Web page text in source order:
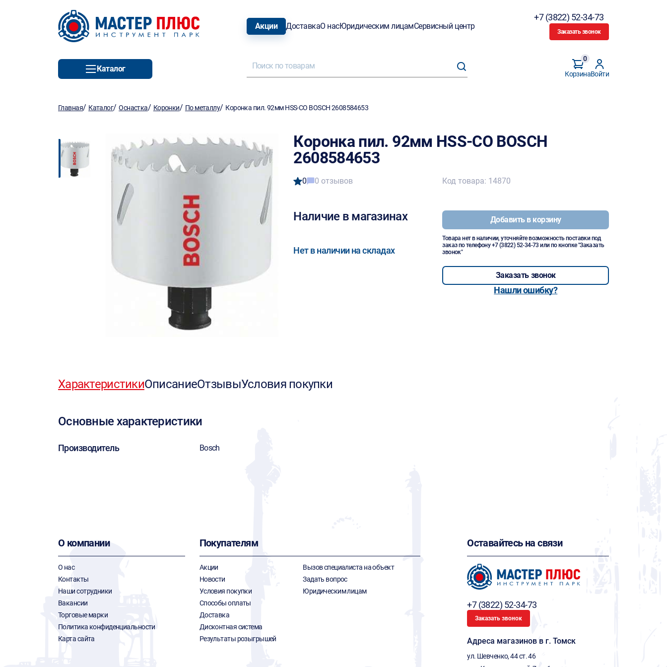
Акции ДоставкаО насЮридическим лицамСервисный центр
+7 (3822) 52-34-73
Заказать звонок
Каталог
Корзина
0
Войти
Главная/ Каталог/Оснастка/ Коронки/ По металлу/ Коронка пил. 92мм HSS-CO BOSCH 2608584653
Коронка пил. 92мм HSS-CO BOSCH
2608584653
0 0 отзывов
Наличие в магазинах
Нет в наличии на складах
Код товара: 14870
Добавить в корзину
Товара нет в наличии, уточняйте возможность поставки под
заказ по телефону+7 (3822) 52-34-73 или по кнопке "Заказать
звонок"
Заказать звонок
Нашли ошибку?
ХарактеристикиОписаниеОтзывыУсловия покупки
Основные характеристики
Производитель Bosch
О компании
О нас
Контакты
Наши сотрудники
Вакансии
Торговые марки
Политика конфиденциальности
Карта сайта
Покупателям
Акции
Новости
Условия покупки
Способы оплаты
Доставка
Дисконтная система
Результаты розыгрышей
Вызов специалиста на объект
Задать вопрос
Юридическим лицам
Оставайтесь на связи
+7 (3822) 52-34-73
Заказать звонок
Адреса магазинов в г. Томск
ул. Шевченко, 44 ст. 46